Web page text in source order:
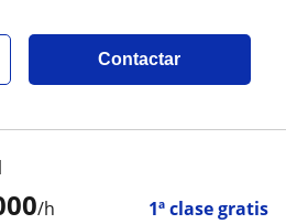
Contactar
/h 1ª clase gratis